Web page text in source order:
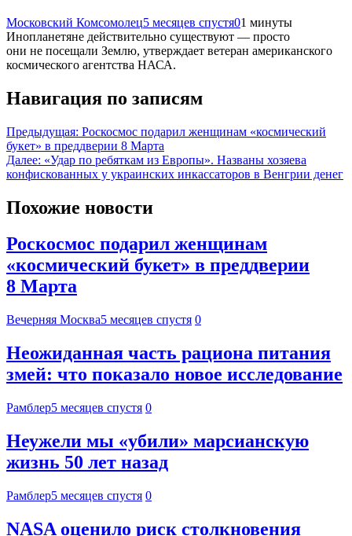
Московский Комсомолец5 месяцев спустя01 минуты
Инопланетяне действительно существуют — просто
они не посещали Землю, утверждает ветеран американского
космического агентства НАСА.
Навигация по записям
Предыдущая: Роскосмос подарил женщинам «космический
букет» в преддверии 8 Марта
Далее: «Удар по ребяткам из Европы». Названы хозяева
конфискованных у украинских инкассаторов в Венгрии денег
Похожие новости
Роскосмос подарил женщинам
«космический букет» в преддверии
8 Марта
Вечерняя Москва5 месяцев спустя 0
Неожиданная часть рациона питания
змей: что показало новое исследование
Рамблер5 месяцев спустя 0
Неужели мы «убили» марсианскую
жизнь 50 лет назад
Рамблер5 месяцев спустя 0
NASA оценило риск столкновения